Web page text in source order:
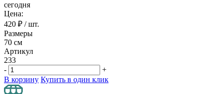
сегодня
Цена:
420 ₽ / шт.
Размеры
70 см
Артикул
233
-
+
В корзину Купить в один клик